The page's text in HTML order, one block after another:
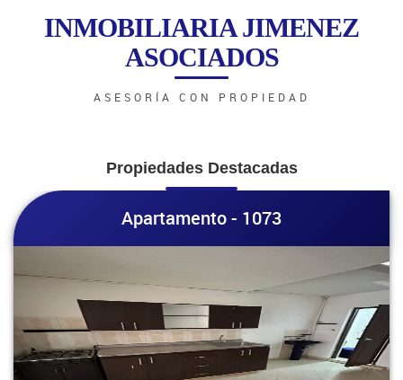
INMOBILIARIA JIMENEZ
ASOCIADOS
ASESORÍA CON PROPIEDAD
Propiedades Destacadas
Apartamento - 1073